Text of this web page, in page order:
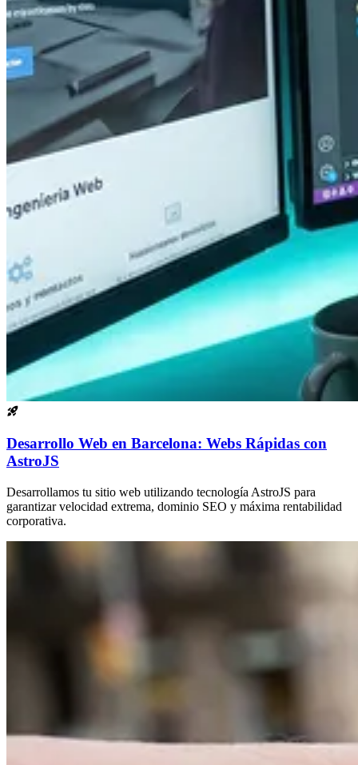
Desarrollo Web en Barcelona: Webs Rápidas con
AstroJS
Desarrollamos tu sitio web utilizando tecnología AstroJS para
garantizar velocidad extrema, dominio SEO y máxima rentabilidad
corporativa.